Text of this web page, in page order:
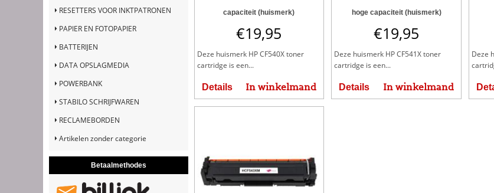
RESETTERS VOOR INKTPATRONEN
PAPIER EN FOTOPAPIER
BATTERIJEN
DATA OPSLAGMEDIA
POWERBANK
STABILO SCHRIJFWAREN
RECLAMEBORDEN
Artikelen zonder categorie
Betaalmethodes
capaciteit (huismerk)
€19,95
Deze huismerk HP CF540X toner
cartridge is een...
Details In winkelmand
hoge capaciteit (huismerk)
€19,95
Deze huismerk HP CF541X toner
cartridge is een...
Details In winkelmand
Deze